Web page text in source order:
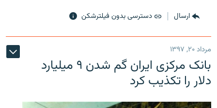
ارسال دسترسی بدون فیلترشکن
مرداد ۲۰, ۱۳۹۷
بانک مرکزی ایران گم شدن ۹ میلیارد
دلار را تکذیب کرد